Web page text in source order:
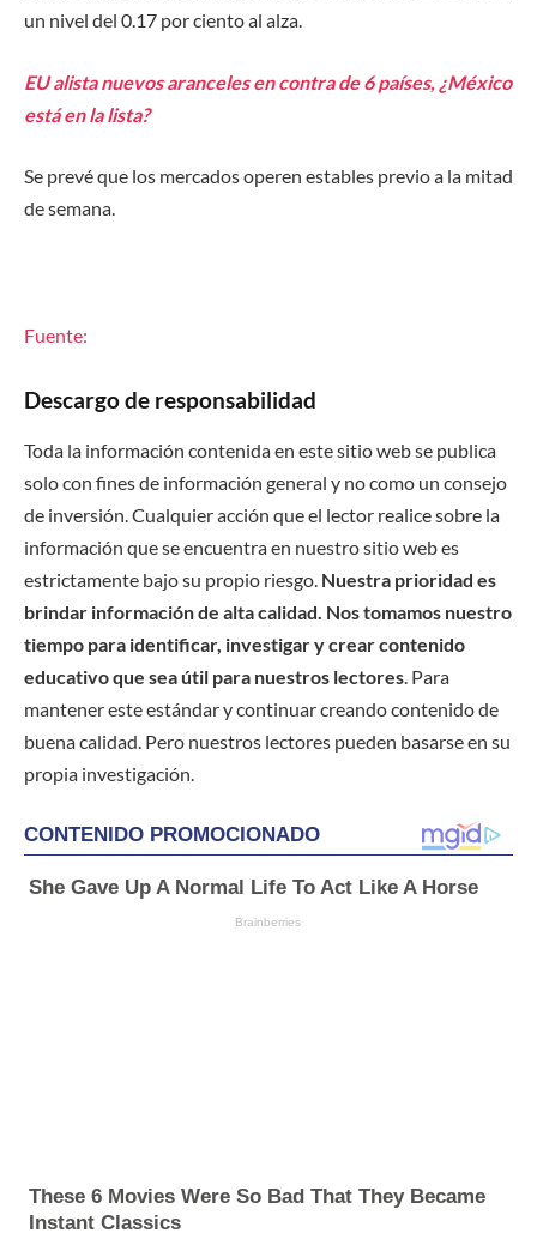
un nivel del 0.17 por ciento al alza.
EU alista nuevos aranceles en contra de 6 países, ¿México
está en la lista?
Se prevé que los mercados operen estables previo a la mitad
de semana.
Fuente:
Descargo de responsabilidad
Toda la información contenida en este sitio web se publica
solo con fines de información general y no como un consejo
de inversión. Cualquier acción que el lector realice sobre la
información que se encuentra en nuestro sitio web es
estrictamente bajo su propio riesgo. Nuestra prioridad es
brindar información de alta calidad. Nos tomamos nuestro
tiempo para identificar, investigar y crear contenido
educativo que sea útil para nuestros lectores. Para
mantener este estándar y continuar creando contenido de
buena calidad. Pero nuestros lectores pueden basarse en su
propia investigación.